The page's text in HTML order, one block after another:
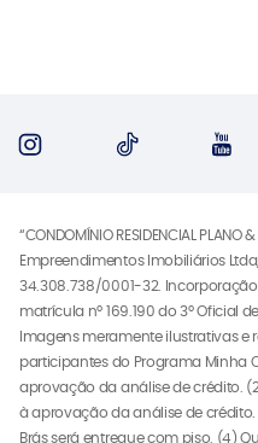
“CONDOMÍNIO RESIDENCIAL PLANO
Empreendimentos Imobiliários
34.308.738/0001-32.
matrícula nº 169.190 do 3º Oficial
Imagens meramente ilustrativas e
participantes do Programa Minha
aprovação da análise de crédito.
à aprovação da análise de
Brás será entregue com piso. (4)